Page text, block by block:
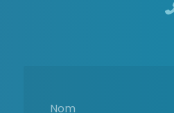
Nom